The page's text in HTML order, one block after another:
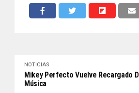
NOTICIAS
Mikey Perfecto Vuelve Recargado
Música